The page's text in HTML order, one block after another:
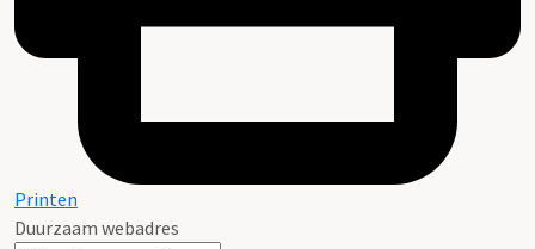
Printen
Duurzaam webadres